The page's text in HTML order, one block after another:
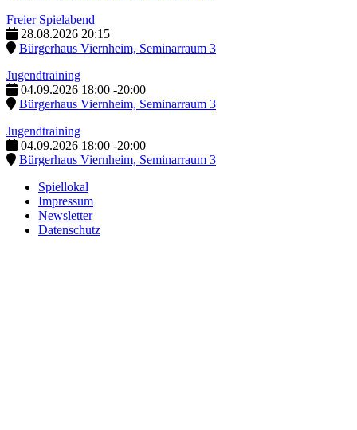
Freier Spielabend
28.08.2026 20:15
Bürgerhaus Viernheim, Seminarraum 3
Jugendtraining
04.09.2026 18:00 -20:00
Bürgerhaus Viernheim, Seminarraum 3
Jugendtraining
04.09.2026 18:00 -20:00
Bürgerhaus Viernheim, Seminarraum 3
Spiellokal
Impressum
Newsletter
Datenschutz